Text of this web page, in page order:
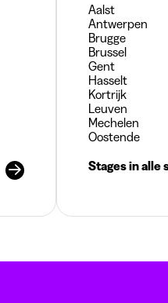
Aalst
Antwerpen
Brugge
Brussel
Gent
Hasselt
Kortrijk
Leuven
Mechelen
Oostende
Stages in alle